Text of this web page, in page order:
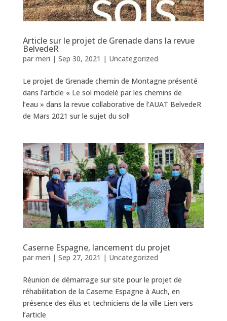
Article sur le projet de Grenade dans la revue
BelvedeR
par meri | Sep 30, 2021 | Uncategorized
Le projet de Grenade chemin de Montagne présenté
dans l’article « Le sol modelé par les chemins de
l’eau » dans la revue collaborative de l’AUAT BelvedeR
de Mars 2021 sur le sujet du sol!
Caserne Espagne, lancement du projet
par meri | Sep 27, 2021 | Uncategorized
Réunion de démarrage sur site pour le projet de
réhabilitation de la Caserne Espagne à Auch, en
présence des élus et techniciens de la ville Lien vers
l’article